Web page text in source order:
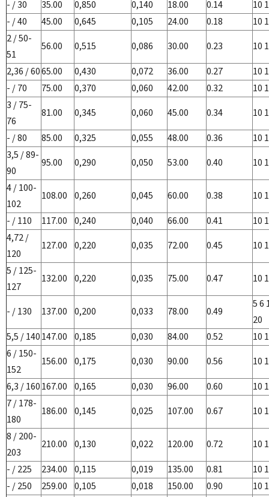
- / 30 35.00 0,850 0,140 18.00 0.14
10
- / 40
45.00 0,645 0,105 24.00 0.18
10
2 / 50-
51
56.00 0,515 0,086 30.00 0.23
10
2,36 / 6065.00 0,430 0,072 36.00 0.27
10
- / 70
75.00 0,370 0,060 42.00 0.32
10
3 / 75-
76
81.00 0,345 0,060 45.00 0.34
10
- / 80
85.00 0,325 0,055 48.00 0.36
10
3,5 / 89-
90
95.00 0,290 0,050 53.00 0.40
10
4 / 100-
102
108.00 0,260 0,045 60.00 0.38
10
- / 110
117.00 0,240 0,040 66.00 0.41
10
4,72 /
120
127.00 0,220 0,035 72.00 0.45
10
5 / 125-
127
132.00 0,220 0,035 75.00 0.47 10
- / 130 137.00 0,200 0,033 78.00 0.49
5 6
20
5,5 / 140147.00 0,185 0,030 84.00 0.52
10
6 / 150-
152
156.00 0,175 0,030 90.00 0.56
10
6,3 / 160167.00 0,165 0,030 96.00 0.60
10
7 / 178-
180
186.00 0,145 0,025 107.00 0.67
10
8 / 200-
203
210.00 0,130 0,022 120.00 0.72
10
- / 225
234.00 0,115 0,019 135.00 0.81
10
- / 250
259.00 0,105 0,018 150.00 0.90
10